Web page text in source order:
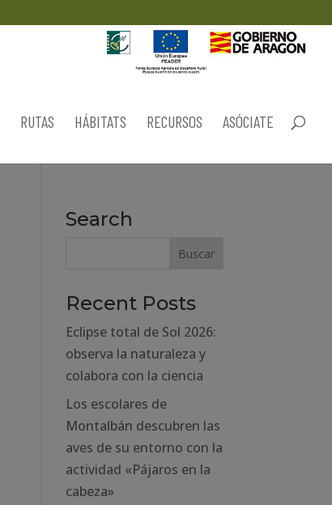
RUTAS HÁBITATS RECURSOS ASÓCIATE
Search
Recent Posts
Eclipse total de Sol 2026:
observa la naturaleza y
colabora con la ciencia
Los escolares de
Montalbán descubren las
aves de su entorno con la
actividad «Pájaros en la
cabeza»